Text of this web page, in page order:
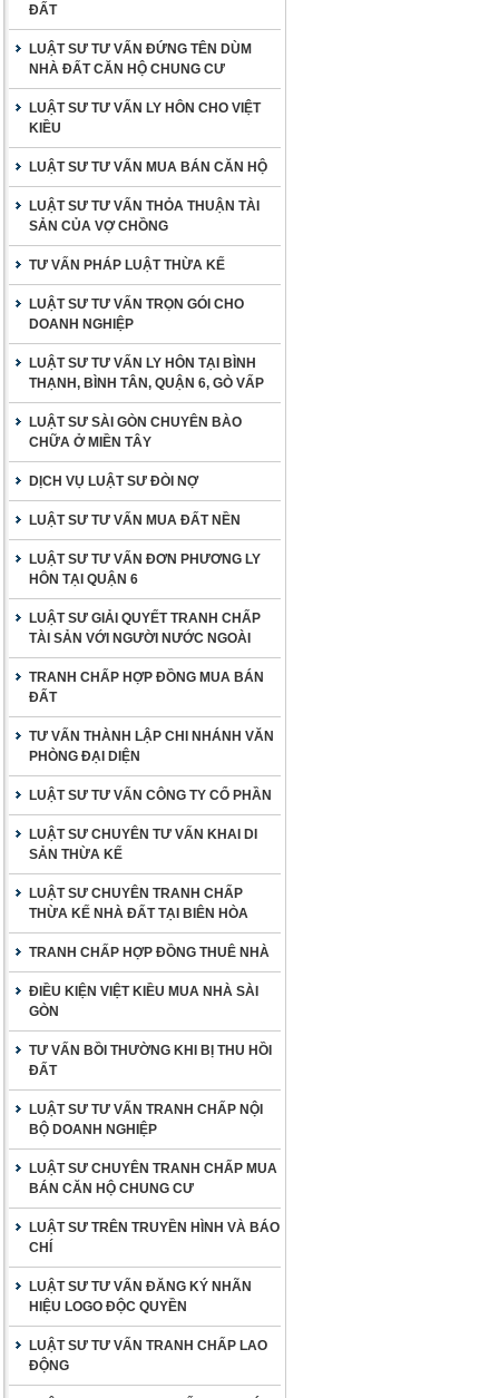
ĐẤT
LUẬT SƯ TƯ VẤN ĐỨNG TÊN DÙM
NHÀ ĐẤT CĂN HỘ CHUNG CƯ
LUẬT SƯ TƯ VẤN LY HÔN CHO VIỆT
KIỀU
LUẬT SƯ TƯ VẤN MUA BÁN CĂN HỘ
LUẬT SƯ TƯ VẤN THỎA THUẬN TÀI
SẢN CỦA VỢ CHỒNG
TƯ VẤN PHÁP LUẬT THỪA KẾ
LUẬT SƯ TƯ VẤN TRỌN GÓI CHO
DOANH NGHIỆP
LUẬT SƯ TƯ VẤN LY HÔN TẠI BÌNH
THẠNH, BÌNH TÂN, QUẬN 6, GÒ VẤP
LUẬT SƯ SÀI GÒN CHUYÊN BÀO
CHỮA Ở MIỀN TÂY
DỊCH VỤ LUẬT SƯ ĐÒI NỢ
LUẬT SƯ TƯ VẤN MUA ĐẤT NỀN
LUẬT SƯ TƯ VẤN ĐƠN PHƯƠNG LY
HÔN TẠI QUẬN 6
LUẬT SƯ GIẢI QUYẾT TRANH CHẤP
TÀI SẢN VỚI NGƯỜI NƯỚC NGOÀI
TRANH CHẤP HỢP ĐỒNG MUA BÁN
ĐẤT
TƯ VẤN THÀNH LẬP CHI NHÁNH VĂN
PHÒNG ĐẠI DIỆN
LUẬT SƯ TƯ VẤN CÔNG TY CỔ PHẦN
LUẬT SƯ CHUYÊN TƯ VẤN KHAI DI
SẢN THỪA KẾ
LUẬT SƯ CHUYÊN TRANH CHẤP
THỪA KẾ NHÀ ĐẤT TẠI BIÊN HÒA
TRANH CHẤP HỢP ĐỒNG THUÊ NHÀ
ĐIỀU KIỆN VIỆT KIỀU MUA NHÀ SÀI
GÒN
TƯ VẤN BỒI THƯỜNG KHI BỊ THU HỒI
ĐẤT
LUẬT SƯ TƯ VẤN TRANH CHẤP NỘI
BỘ DOANH NGHIỆP
LUẬT SƯ CHUYÊN TRANH CHẤP MUA
BÁN CĂN HỘ CHUNG CƯ
LUẬT SƯ TRÊN TRUYỀN HÌNH VÀ BÁO
CHÍ
LUẬT SƯ TƯ VẤN ĐĂNG KÝ NHÃN
HIỆU LOGO ĐỘC QUYỀN
LUẬT SƯ TƯ VẤN TRANH CHẤP LAO
ĐỘNG